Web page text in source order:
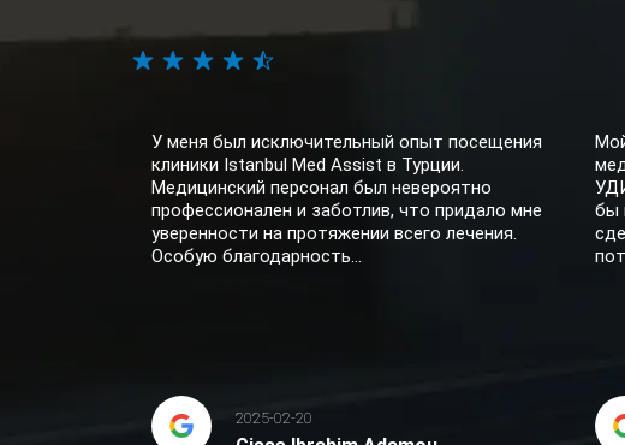
У меня был исключительный опыт посещения
клиники Istanbul Med Assist в Турции.
Медицинский персонал был невероятно
профессионален и заботлив, что придало мне
уверенности на протяжении всего лечения.
Особую благодарность...
2025-02-20
бы